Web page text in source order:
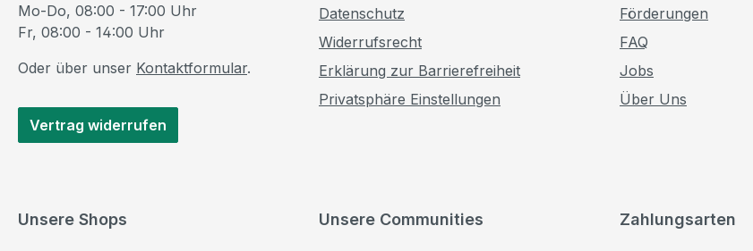
Mo-Do, 08:00 - 17:00 Uhr
Fr, 08:00 - 14:00 Uhr
Oder über unser Kontaktformular.
Vertrag widerrufen
Datenschutz
Widerrufsrecht
Erklärung zur Barrierefreiheit
Privatsphäre Einstellungen
Förderungen
FAQ
Jobs
Über Uns
Zahlungsarten
Unsere Communities
Unsere Shops